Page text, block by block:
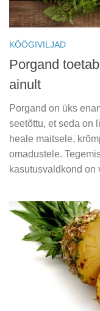
KÖÖGIVILJAD
Porgand
ainult
Porgand on üks
seetõttu, et seda on
heale maitsele,
omadustele.
kasutusvaldkond on